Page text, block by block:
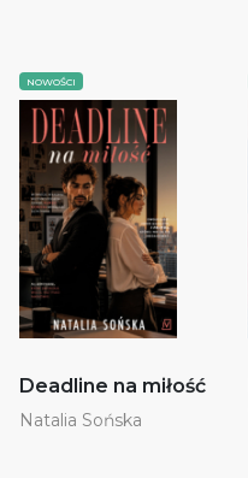
NOWOŚCI
Deadline na miłość
Natalia Sońska